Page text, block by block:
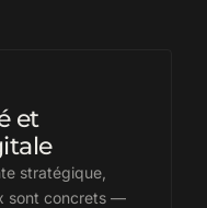
et
stratégique,
sont concrets —